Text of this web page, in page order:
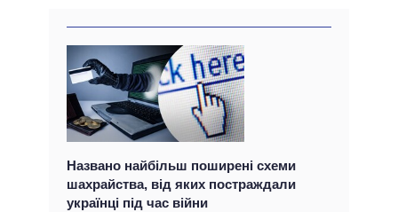
Названо найбільш поширені схеми
шахрайства, від яких постраждали
українці під час війни